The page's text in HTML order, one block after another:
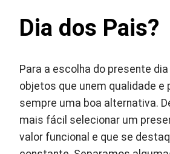
Dia dos Pais?
Para a escolha do presente
objetos que unem qualidade e
sempre uma boa alternativa.
mais fácil selecionar um
valor funcional e que se